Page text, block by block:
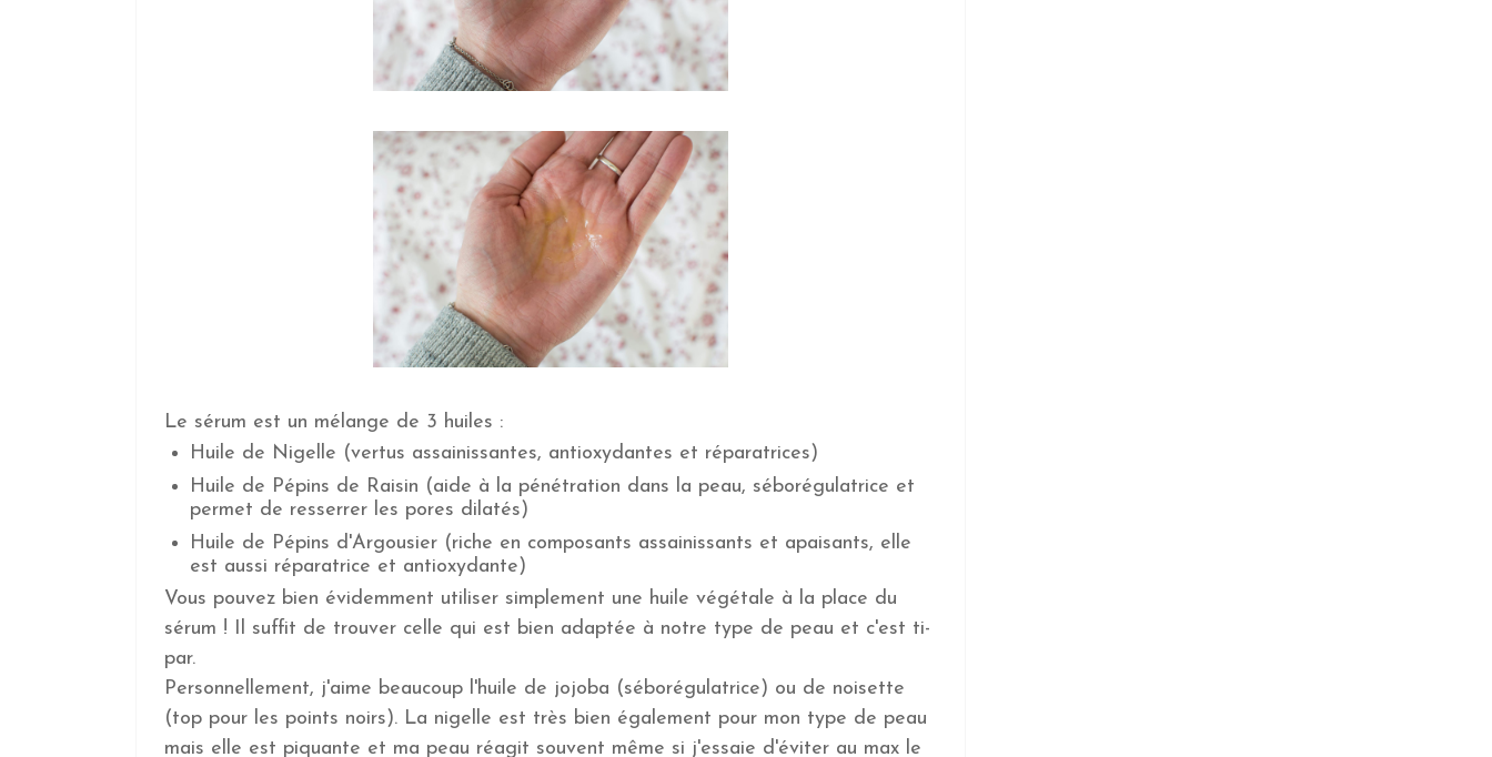
Le sérum est un mélange de 3 huiles :
Huile de Nigelle (vertus assainissantes, antioxydantes et réparatrices)
Huile de Pépins de Raisin (aide à la pénétration dans la peau, séborégulatrice et
permet de resserrer les pores dilatés)
Huile de Pépins d'Argousier (riche en composants assainissants et apaisants, elle
est aussi réparatrice et antioxydante)
Vous pouvez bien évidemment utiliser simplement une huile végétale à la place du
sérum ! Il suffit de trouver celle qui est bien adaptée à notre type de peau et c'est ti-
par.
Personnellement, j'aime beaucoup l'huile de jojoba (séborégulatrice) ou de noisette
(top pour les points noirs). La nigelle est très bien également pour mon type de peau
mais elle est piquante et ma peau réagit souvent même si j'essaie d'éviter au max le